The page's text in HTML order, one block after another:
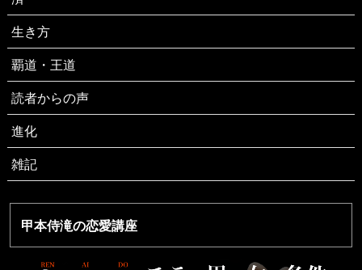
生き方
覇道・王道
読者からの声
進化
雑記
甲本侍滝の恋愛講座